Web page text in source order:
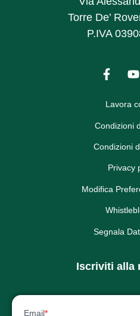
Torre De’
P.IVA
Lavora
Condizioni
Condizioni
Privacy
Modifica
Segnala
Iscriviti alla